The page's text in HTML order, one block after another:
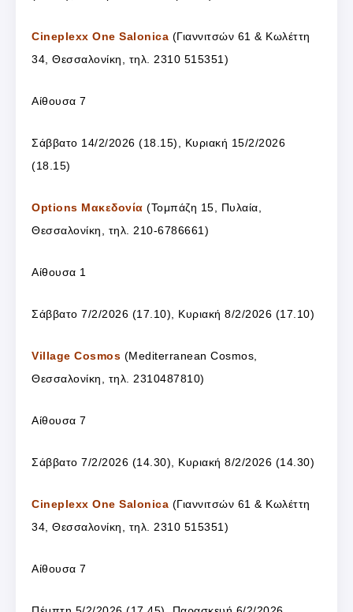
Cineplexx One Salonica (Γιαννιτσών 61 & Κωλέττη
34, Θεσσαλονίκη, τηλ. 2310 515351)
Αίθουσα 7
Σάββατο 14/2/2026 (18.15), Κυριακή 15/2/2026
(18.15)
Options Μακεδονία (Τομπάζη 15, Πυλαία,
Θεσσαλονίκη, τηλ. 210-6786661)
Αίθουσα 1
Σάββατο 7/2/2026 (17.10), Κυριακή 8/2/2026 (17.10)
Village Cosmos (Mediterranean Cosmos,
Θεσσαλονίκη, τηλ. 2310487810)
Αίθουσα 7
Σάββατο 7/2/2026 (14.30), Κυριακή 8/2/2026 (14.30)
Cineplexx One Salonica (Γιαννιτσών 61 & Κωλέττη
34, Θεσσαλονίκη, τηλ. 2310 515351)
Αίθουσα 7